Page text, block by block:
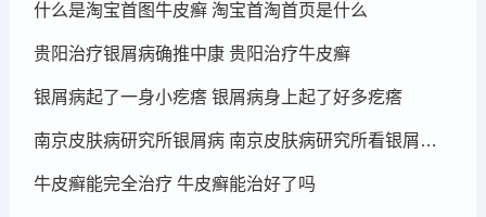
什么是淘宝首图牛皮癣 淘宝首淘首页是什么
贵阳治疗银屑病确推中康 贵阳治疗牛皮癣
银屑病起了一身小疙瘩 银屑病身上起了好多疙瘩
南京皮肤病研究所银屑病 南京皮肤病研究所看银屑病哪个医生厉害
牛皮癣能完全治疗 牛皮癣能治好了吗